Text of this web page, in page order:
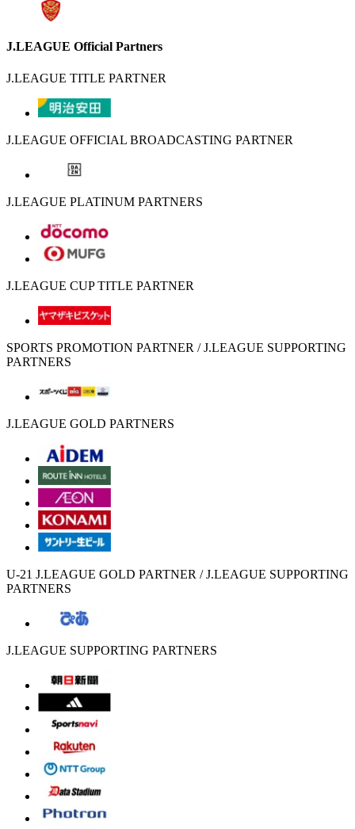
J.LEAGUE Official Partners
J.LEAGUE TITLE PARTNER
J.LEAGUE OFFICIAL BROADCASTING PARTNER
J.LEAGUE PLATINUM PARTNERS
J.LEAGUE CUP TITLE PARTNER
SPORTS PROMOTION PARTNER / J.LEAGUE SUPPORTING
PARTNERS
J.LEAGUE GOLD PARTNERS
U-21 J.LEAGUE GOLD PARTNER / J.LEAGUE SUPPORTING
PARTNERS
J.LEAGUE SUPPORTING PARTNERS